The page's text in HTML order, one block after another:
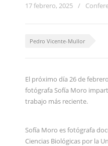
17 febrero, 2025 /
Pedro Vicente-Mullor
El próximo día 26 de
fotógrafa Sofía Moro
trabajo más reciente.
Sofía Moro es fotógrafa
Ciencias Biológicas por la